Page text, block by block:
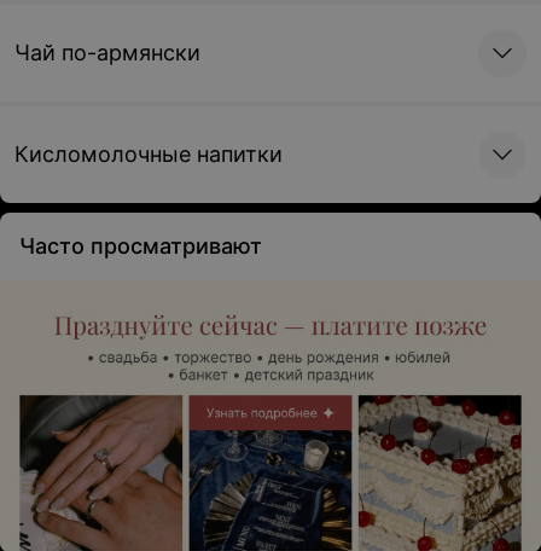
Чай по-армянски
Кисломолочные напитки
Часто просматривают